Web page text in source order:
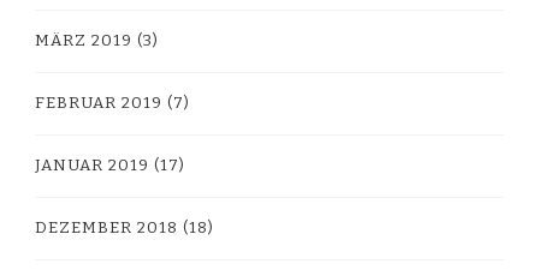
MÄRZ 2019 (3)
FEBRUAR 2019 (7)
JANUAR 2019 (17)
DEZEMBER 2018 (18)